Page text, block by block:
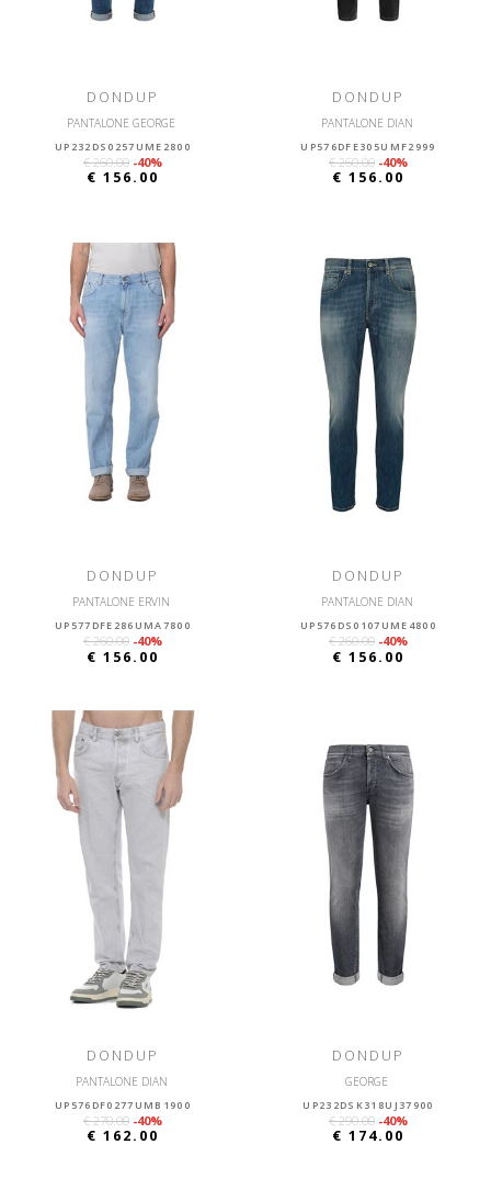
DONDUP
PANTALONE GEORGE
UP232DS0257UME2800
€ 260.00 -40%
€ 156.00
DONDUP
PANTALONE DIAN
UP576DFE305UMF2999
€ 260.00 -40%
€ 156.00
DONDUP
PANTALONE ERVIN
UP577DFE286UMA7800
€ 260.00 -40%
€ 156.00
DONDUP
PANTALONE DIAN
UP576DS0107UME4800
€ 260.00 -40%
€ 156.00
DONDUP
PANTALONE DIAN
UP576DF0277UMB1900
€ 270.00 -40%
€ 162.00
DONDUP
GEORGE
UP232DSK318UJ37900
€ 290.00 -40%
€ 174.00